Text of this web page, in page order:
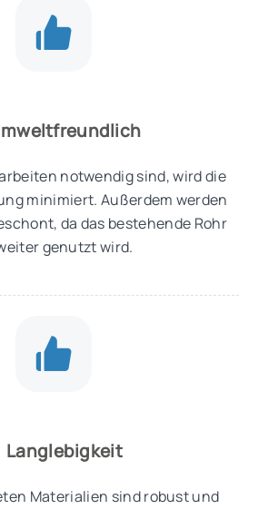
notwendig sind, wird die
minimiert. Außerdem werden
da das bestehende Rohr
genutzt wird.
Langlebigkeit
Materialien sind robust und